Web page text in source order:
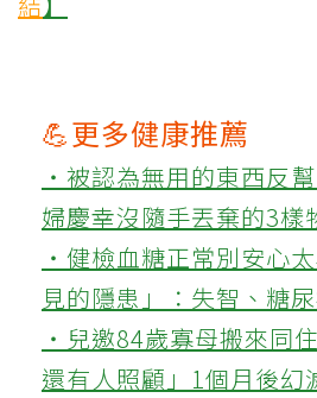
💪更多健康推薦
‧被認為無用的東西反
婦慶幸沒隨手丟棄的3樣
‧健檢血糖正常別安心
見的隱患」：失智、糖
‧兒邀84歲寡母搬來同
還有人照顧」1個月後幻